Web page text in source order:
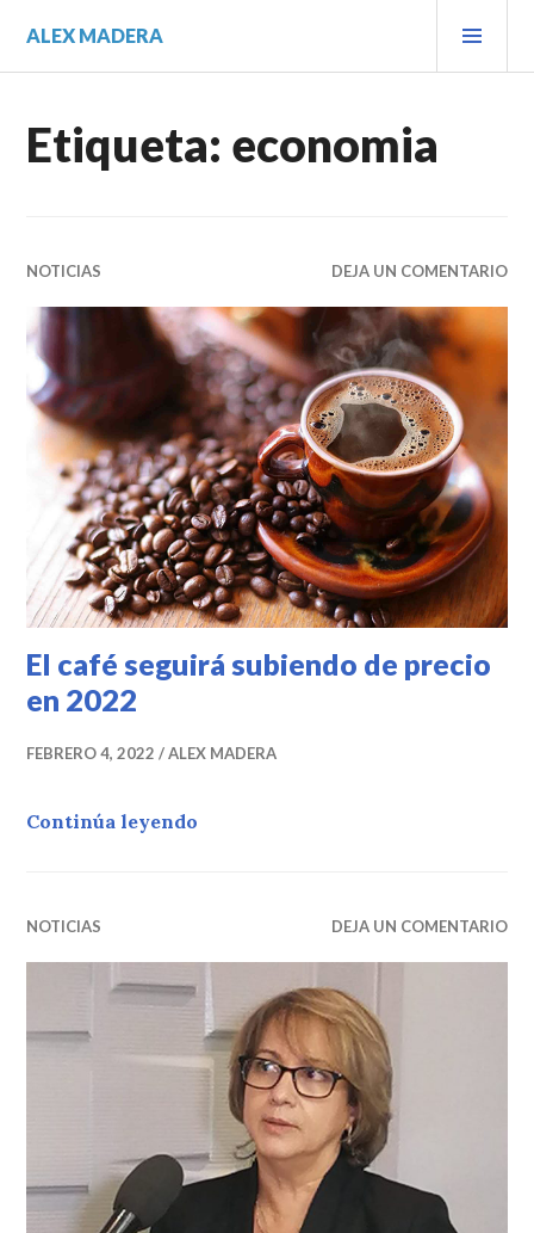
contenido.
ALEX MADERA
Etiqueta: economia
NOTICIAS DEJA UN COMENTARIO
El café seguirá subiendo de precio
en 2022
FEBRERO 4, 2022 ALEX MADERA
Continúa leyendo
NOTICIAS DEJA UN COMENTARIO